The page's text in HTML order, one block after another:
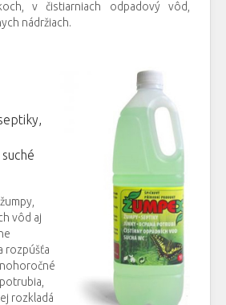
v čistiarniach odpadový vôd,
nádržiach.
vôd aj
rozpúšťa
rozkladá